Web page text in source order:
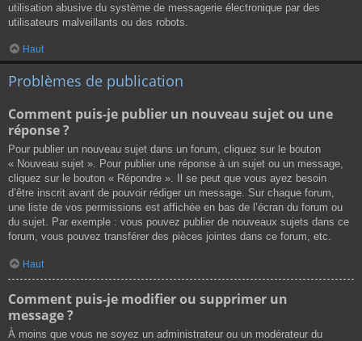
utilisation abusive du système de messagerie électronique par des
utilisateurs malveillants ou des robots.
Haut
Problèmes de publication
Comment puis-je publier un nouveau sujet ou une
réponse ?
Pour publier un nouveau sujet dans un forum, cliquez sur le bouton
« Nouveau sujet ». Pour publier une réponse à un sujet ou un message,
cliquez sur le bouton « Répondre ». Il se peut que vous ayez besoin
d’être inscrit avant de pouvoir rédiger un message. Sur chaque forum,
une liste de vos permissions est affichée en bas de l’écran du forum ou
du sujet. Par exemple : vous pouvez publier de nouveaux sujets dans ce
forum, vous pouvez transférer des pièces jointes dans ce forum, etc.
Haut
Comment puis-je modifier ou supprimer un
message ?
À moins que vous ne soyez un administrateur ou un modérateur du